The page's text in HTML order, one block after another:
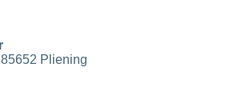
Pliening